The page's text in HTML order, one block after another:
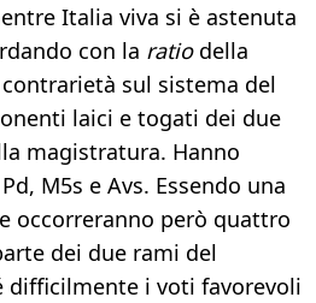
Italia viva si è astenuta
con la ratio della
sul sistema del
laici e togati dei due
magistratura. Hanno
M5s e Avs. Essendo una
occorreranno però quattro
dei due rami del
difficilmente i voti favorevoli